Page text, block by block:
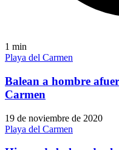
1 min
Playa del Carmen
Balean a hombre
Carmen
19 de noviembre de 2020
Playa del Carmen